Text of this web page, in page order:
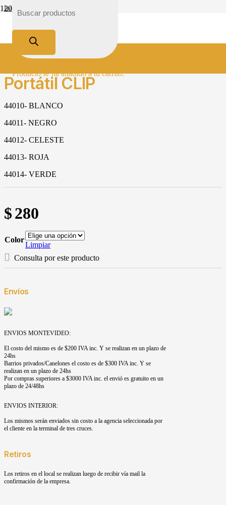
Productose ha añadido a tu carrito.
Inicio
Tienda
Clásico
Portátil CLIP
Portátil CLIP
44010- BLANCO
44011- NEGRO
44012- CELESTE
44013- ROJA
44014- VERDE
$280
Color
Limpiar
Consulta por este producto
Envíos
ENVIOS MONTEVIDEO:
El costo del mismo es de $200 IVA inc. Y se realizan en un plazo de
24hs
Barrios privados/Canelones el costo es de $300 IVA inc. Y se
realizan en un plazo de 24hs
Por compras superiores a $3000 IVA inc. el envió es gratuito en un
plazo de 24/48hs
ENVIOS INTERIOR:
Los mismos serán enviados sin costo a la agencia seleccionada por
el cliente en la terminal de tres cruces.
Retiros
Los retiros en el local se realizan luego de recibir vía mail la
confirmación de la empresa.